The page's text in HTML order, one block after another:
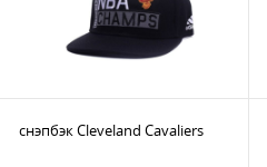
снэпбэк Cleveland Cavaliers